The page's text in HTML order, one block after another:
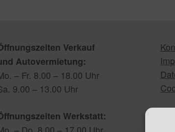
Verkauf
Autovermietung:
– Fr. 8.00 – 18.00 Uhr
9.00 – 13.00 Uhr
Werkstatt:
– Do. 8.00 – 17.00 Uhr